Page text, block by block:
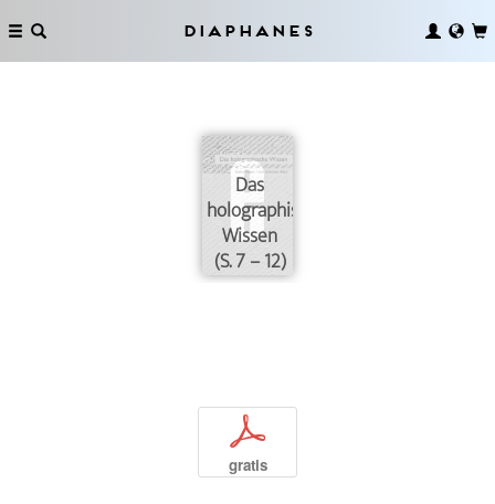
Diaphanes
Das
holographische
Wissen
(S. 7 – 12)
p
gratis